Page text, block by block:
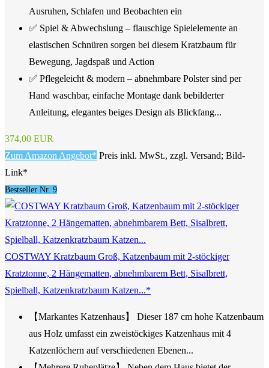
Ausruhen, Schlafen und Beobachten ein
✅ Spiel & Abwechslung – flauschige Spielelemente an
elastischen Schnüren sorgen bei diesem Kratzbaum für
Bewegung, Jagdspaß und Action
✅ Pflegeleicht & modern – abnehmbare Polster sind per
Hand waschbar, einfache Montage dank bebilderter
Anleitung, elegantes beiges Design als Blickfang...
374,00 EUR
Zum Amazon Angebot* Preis inkl. MwSt., zzgl. Versand; Bild-
Link*
Bestseller Nr. 9
COSTWAY Kratzbaum Groß, Katzenbaum mit 2-stöckiger
Kratztonne, 2 Hängematten, abnehmbarem Bett, Sisalbrett,
Spielball, Katzenkratzbaum Katzen...*
【Markantes Katzenhaus】 Dieser 187 cm hohe Katzenbaum
aus Holz umfasst ein zweistöckiges Katzenhaus mit 4
Katzenlöchern auf verschiedenen Ebenen...